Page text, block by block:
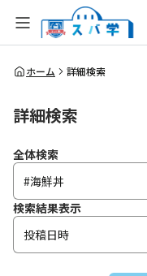
全体検索
ホーム 詳細検索
詳細検索
全体検索
検索結果表示
投稿日時